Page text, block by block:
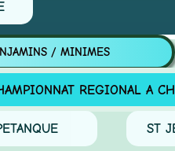
/ MINIMES
REGIONAL A
ST